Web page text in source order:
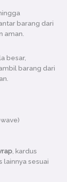
barang dari
aman.
besar,
barang dari
, kardus
lainnya sesuai